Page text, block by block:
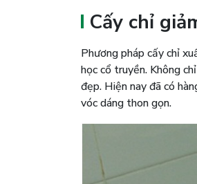
Cấy chỉ
Phương pháp cấy chỉ
học cổ truyền. Không
đẹp. Hiện nay đã có
vóc dáng thon gọn.